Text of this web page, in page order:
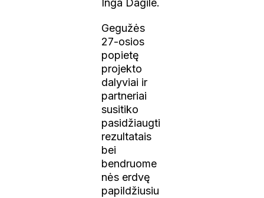
Gegužės
27-osios
popietę
projekto
dalyviai ir
partneriai
susitiko
pasidžiaugti
rezultatais
bei
bendruome
nės erdvę
papildžiusiu